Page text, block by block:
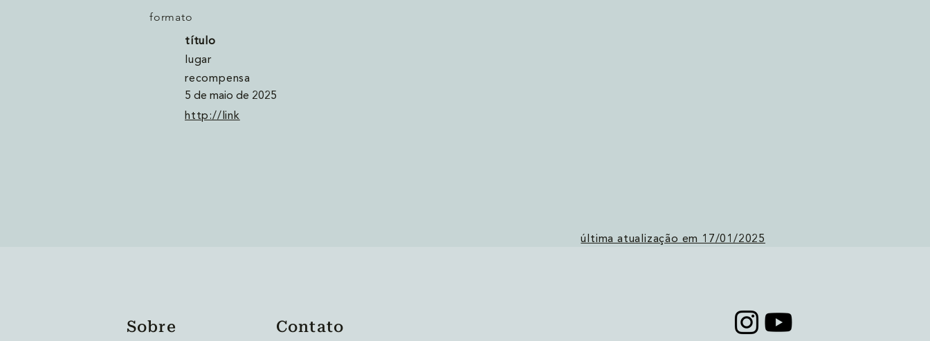
formato
título
lugar
recompensa
5 de maio de 2025
http://link
última atualização em 17/01/2025
Sobre Contato